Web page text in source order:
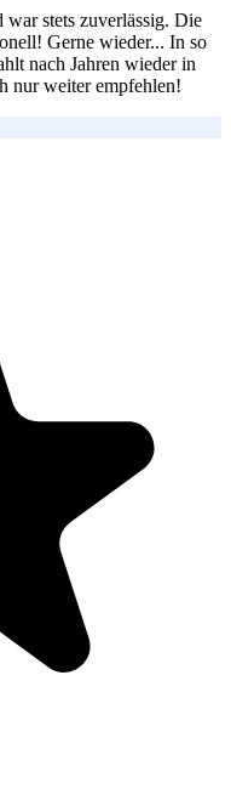
war stets zuverlässig. Die
Gerne wieder... In so
nach Jahren wieder in
nur weiter empfehlen!